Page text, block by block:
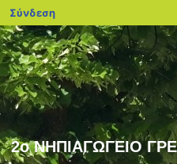
2ο ΝΗΠΙΑΓΩΓΕΙΟ
blogs.sch.gr
Σύνδεση